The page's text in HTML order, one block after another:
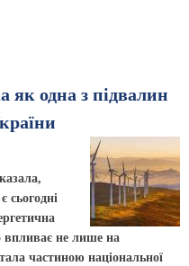
як одна з підвалин
сьогодні
впливає не лише на
частиною національної